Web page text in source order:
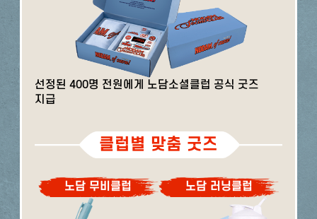
선정된 400명 전원에게 노담소셜클럽 공식 굿즈
지급
클럽별 맞춤 굿즈
노담 무비클럽 노담 러닝클럽